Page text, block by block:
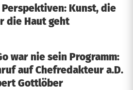
Perspektiven: Kunst, die
die Haut geht
war nie sein Programm:
auf Chefredakteur a.D.
Gottlöber